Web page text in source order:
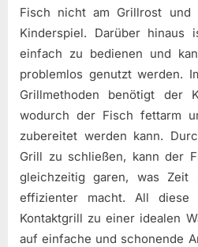
Fisch nicht am Grillrost und
Kinderspiel. Darüber hinaus
einfach zu bedienen und
problemlos genutzt werden.
Grillmethoden benötigt der
wodurch der Fisch fettarm
zubereitet werden kann.
Grill zu schließen, kann der
gleichzeitig garen, was Zeit
effizienter macht. All diese
Kontaktgrill zu einer idealen
auf einfache und schonende